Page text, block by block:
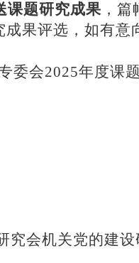
课题研究成果，篇
果评选，如有意
委会2025年度课
机关党的建设